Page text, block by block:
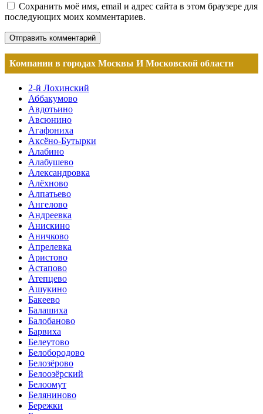
Сохранить моё имя, email и адрес сайта в этом браузере для
последующих моих комментариев.
Компании в городах Москвы И Московской области
2-й Лохинский
Аббакумово
Авдотьино
Авсюнино
Агафониха
Аксёно-Бутырки
Алабино
Алабушево
Александровка
Алёхново
Алпатьево
Ангелово
Андреевка
Анискино
Аничково
Апрелевка
Аристово
Астапово
Атепцево
Ашукино
Бакеево
Балашиха
Балобаново
Барвиха
Белеутово
Белобородово
Белозёрово
Белоозёрский
Белоомут
Беляниново
Бережки